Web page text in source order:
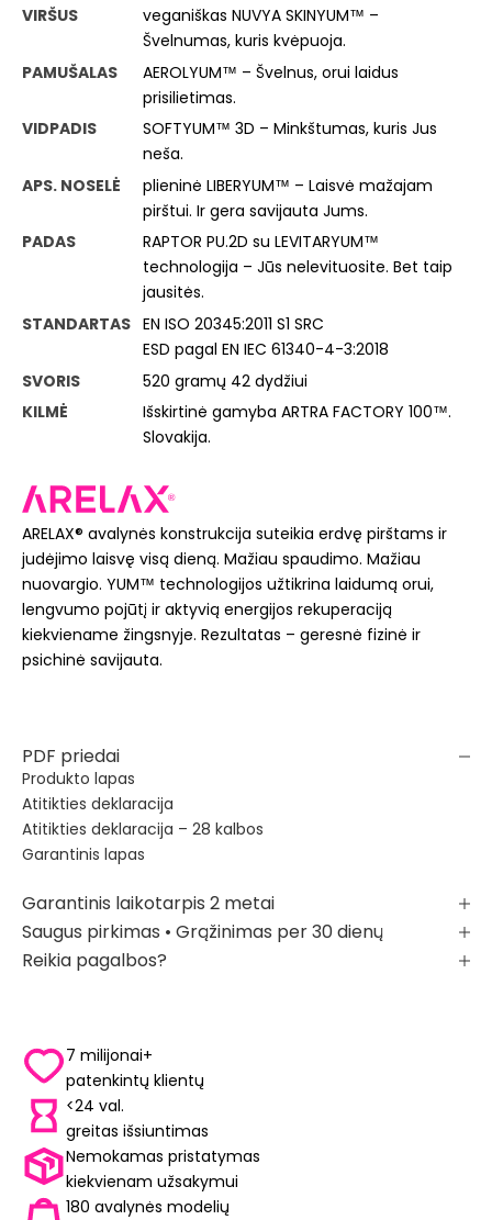
VIRŠUS
veganiškas NUVYA SKINYUM™ –
Švelnumas, kuris kvėpuoja.
PAMUŠALAS
AEROLYUM™ – Švelnus, orui laidus
prisilietimas.
VIDPADIS
SOFTYUM™ 3D – Minkštumas, kuris Jus
neša.
APS. NOSELĖ
plieninė LIBERYUM™ – Laisvė mažajam
pirštui. Ir gera savijauta Jums.
PADAS
RAPTOR PU.2D su LEVITARYUM™
technologija – Jūs nelevituosite. Bet taip
jausitės.
STANDARTAS EN ISO 20345:2011 S1 SRC
ESD pagal EN IEC 61340-4-3:2018
SVORIS
520 gramų 42 dydžiui
KILMĖ
Išskirtinė gamyba ARTRA FACTORY 100™.
Slovakija.
ARELAX® avalynės konstrukcija suteikia erdvę pirštams ir
judėjimo laisvę visą dieną. Mažiau spaudimo. Mažiau
nuovargio. YUM™ technologijos užtikrina laidumą orui,
lengvumo pojūtį ir aktyvią energijos rekuperaciją
kiekviename žingsnyje. Rezultatas – geresnė fizinė ir
psichinė savijauta.
PDF priedai
Produkto lapas
Atitikties deklaracija
Atitikties deklaracija – 28 kalbos
Garantinis lapas
Garantinis laikotarpis 2 metai
Saugus pirkimas • Grąžinimas per 30 dienų
Reikia pagalbos?
7 milijonai+
patenkintų klientų
<24 val.
greitas išsiuntimas
Nemokamas pristatymas
kiekvienam užsakymui
180 avalynės modelių